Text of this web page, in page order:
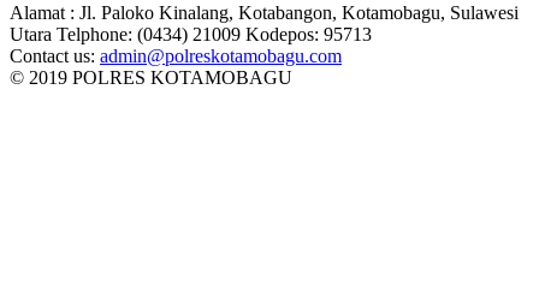
Alamat : Jl. Paloko Kinalang, Kotabangon, Kotamobagu, Sulawesi
Utara Telphone: (0434) 21009 Kodepos: 95713
Contact us: admin@polreskotamobagu.com
© 2019 POLRES KOTAMOBAGU